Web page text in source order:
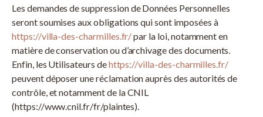
Les demandes de suppression de Données Personnelles
seront soumises aux obligations qui sont imposées à
https://villa-des-charmilles.fr/par la loi, notamment en
matière de conservation ou d’archivage des documents.
Enfin, les Utilisateurs dehttps://villa-des-charmilles.fr/
peuvent déposer une réclamation auprès des autorités de
contrôle, et notamment de la CNIL
(https://www.cnil.fr/fr/plaintes).